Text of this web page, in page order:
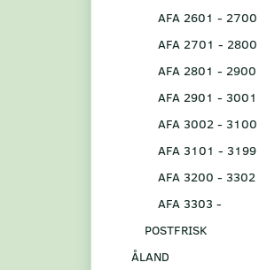
AFA 2601 - 2700
AFA 2701 - 2800
AFA 2801 - 2900
AFA 2901 - 3001
AFA 3002 - 3100
AFA 3101 - 3199
AFA 3200 - 3302
AFA 3303 -
POSTFRISK
ÅLAND